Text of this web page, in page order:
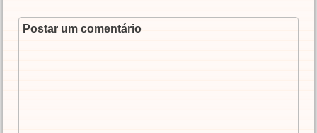
Postar um comentário